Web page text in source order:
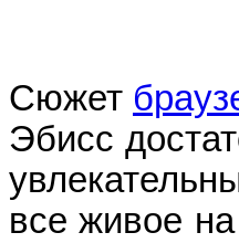
Сюжет
Эбисс
все живое